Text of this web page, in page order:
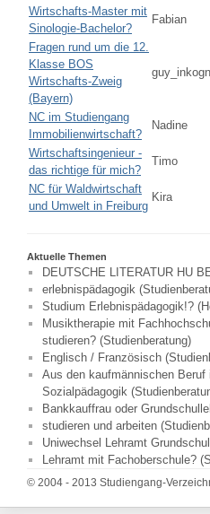
Wirtschafts-Master mit
Sinologie-Bachelor?
Fabian
Fragen rund um die 12.
Klasse BOS
Wirtschafts-Zweig
(Bayern)
NC im Studiengang
Immobilienwirtschaft?
Nadine
Wirtschaftsingenieur -
das richtige für mich?
Timo
NC für Waldwirtschaft
und Umwelt in Freiburg
Kira
Aktuelle Themen
DEUTSCHE LITERATUR HU
erlebnispädagogik
Studium Erlebnispädagogik!?
Musiktherapie mit
studieren? (Studienberatung)
Englisch / Französisch
Aus den kaufmännischen Beruf
Sozialpädagogik
Bankkauffrau oder
studieren und arbeiten
Uniwechsel Lehramt
Lehramt mit Fachoberschule?
© 2004 - 2013 Studiengang-